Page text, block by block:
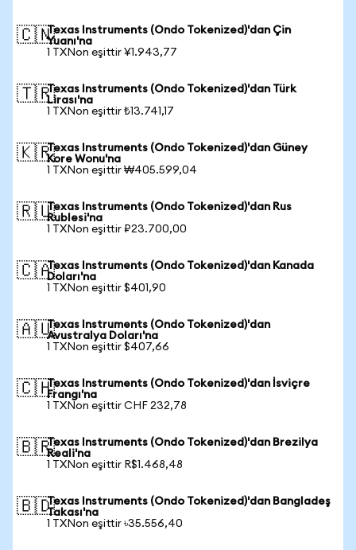
🇨🇳Texas Instruments (Ondo Tokenized)'dan Çin
Yuanı'na
1 TXNon eşittir ¥1.943,77
🇹🇷Texas Instruments (Ondo Tokenized)'dan Türk
Lirası'na
1 TXNon eşittir ₺13.741,17
🇰🇷Texas Instruments (Ondo Tokenized)'dan Güney
Kore Wonu'na
1 TXNon eşittir ₩405.599,04
🇷🇺Texas Instruments (Ondo Tokenized)'dan Rus
Rublesi'na
1 TXNon eşittir ₽23.700,00
🇨🇦Texas Instruments (Ondo Tokenized)'dan Kanada
Doları'na
1 TXNon eşittir $401,90
🇦🇺Texas Instruments (Ondo Tokenized)'dan
Avustralya Doları'na
1 TXNon eşittir $407,66
🇨🇭Texas Instruments (Ondo Tokenized)'dan İsviçre
Frangı'na
1 TXNon eşittir CHF 232,78
🇧🇷Texas Instruments (Ondo Tokenized)'dan Brezilya
Reali'na
1 TXNon eşittir R$1.468,48
🇧🇩Texas Instruments (Ondo Tokenized)'dan Bangladeş
Takası'na
1 TXNon eşittir ৳35.556,40